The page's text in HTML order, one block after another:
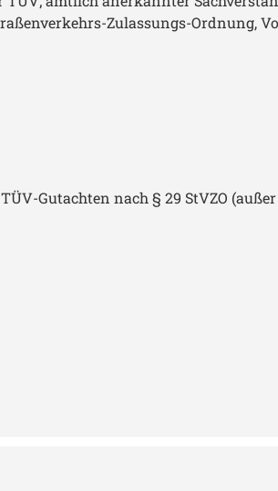
Zulassungs-Ordnung,
Gutachten nach § 29 StVZO